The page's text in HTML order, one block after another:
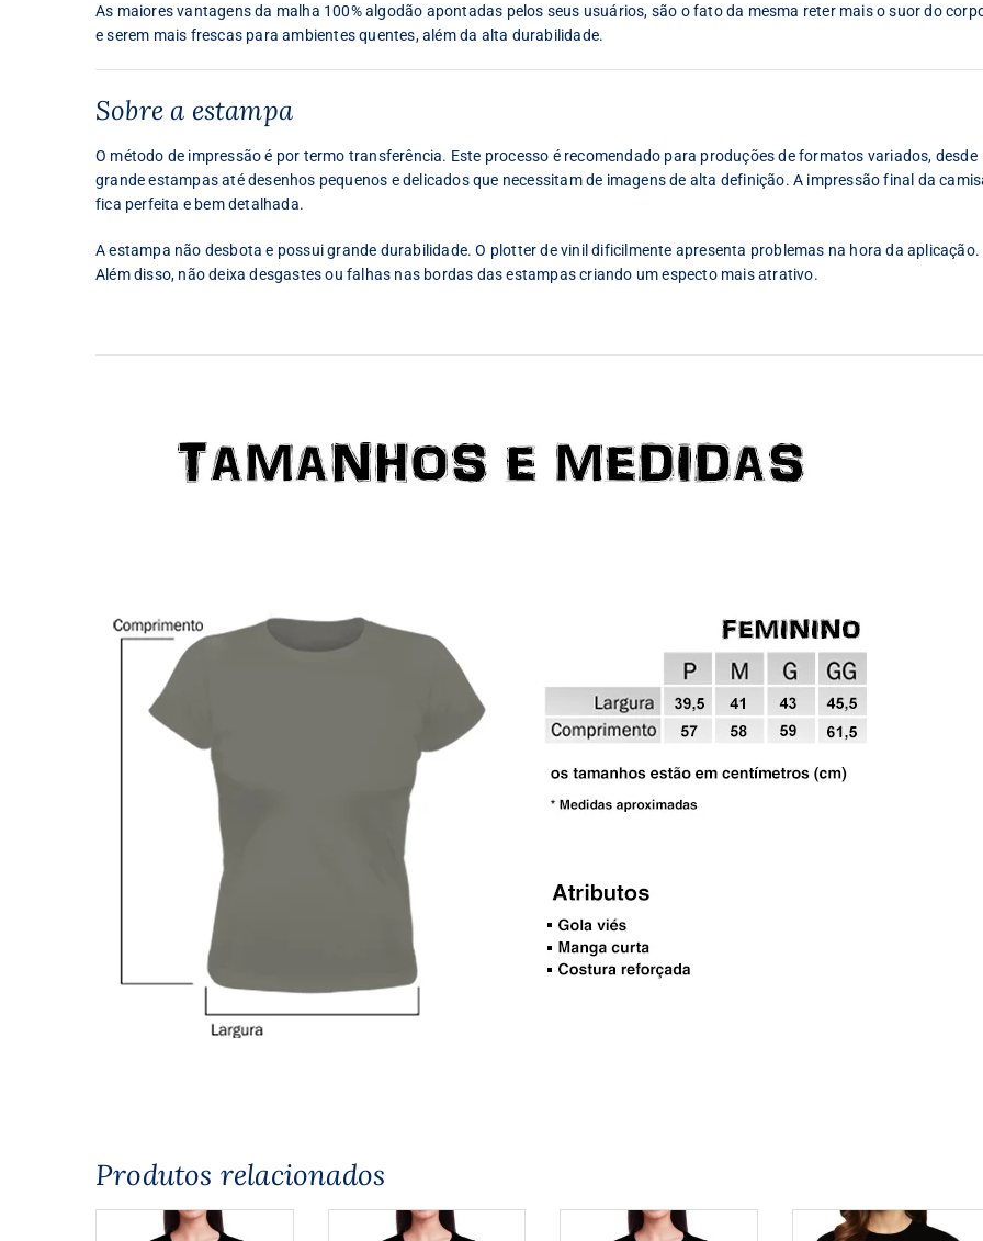
As maiores vantagens da malha 100% algodão apontadas pelos seus usuários, são o fato da mesma reter mais o suor do
e serem mais frescas para ambientes quentes, além da alta durabilidade.
Sobre a estampa
O método de impressão é por termo transferência. Este processo é recomendado para produções de formatos variados, desde
grande estampas até desenhos pequenos e delicados que necessitam de imagens de alta definição. A impressão final da
fica perfeita e bem detalhada.
A estampa não desbota e possui grande durabilidade. O plotter de vinil dificilmente apresenta problemas na hora da aplicação.
Além disso, não deixa desgastes ou falhas nas bordas das estampas criando um especto mais atrativo.
Produtos relacionados